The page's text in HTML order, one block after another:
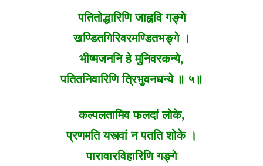
पतितोद्धारिणि जाह्नवि गङ्गे
खण्डितगिरिवरमण्डितभङ्गे ।
भीष्मजननि हे मुनिवरकन्ये,
पतितनिवारिणि त्रिभुवनधन्ये ॥ ५॥
कल्पलतामिव फलदां लोके,
प्रणमति यस्त्वां न पतति शोके ।
पारावारविहारिणि गङ्गे